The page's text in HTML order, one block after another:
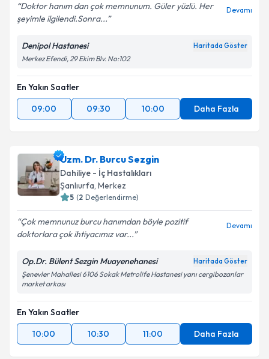
Doktor hanım dan çok memnunum. Güler yüzlü. Her
şeyimle ilgilendi.Sonra...
Devamı
Denipol Hastanesi Haritada Göster
Merkez Efendi, 29 Ekim Blv. No:102
En Yakın Saatler
09:00
09:30 10:00 Daha Fazla
Uzm. Dr. Burcu Sezgin
Dahiliye - İç Hastalıkları
Şanlıurfa, Merkez
5 (2 Değerlendirme)
Çok memnunuz burcu hanımdan böyle pozitif
doktorlara çok ihtiyacımız var...
Devamı
Op.Dr. Bülent Sezgin Muayenehanesi Haritada Göster
Şenevler Mahallesi 6106 Sokak Metrolife Hastanesi yanı cergibozanlar
market arkası
En Yakın Saatler
10:00
10:30 11:00 Daha Fazla